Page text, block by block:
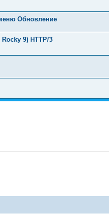
Обновление
9) HTTP/3